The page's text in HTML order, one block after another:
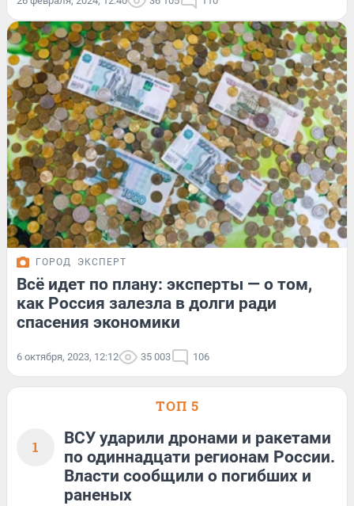
ГОРОД ЭКСПЕРТ
Всё идет по плану: эксперты — о том,
как Россия залезла в долги ради
спасения экономики
6 октября, 2023, 12:12 35 003 106
ТОП 5
1
ВСУ ударили дронами и ракетами
по одиннадцати регионам России.
Власти сообщили о погибших и
раненых